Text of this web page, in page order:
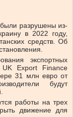
разрушены из-
в 2022 году,
средств. Об
экспортных
UK Export Finance
31 млн евро от
будут
работы на трех
движение для